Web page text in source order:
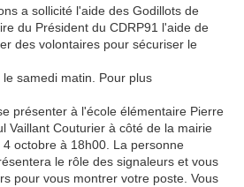
a sollicité l'aide des Godillots de
du Président du CDRP91 l'aide de
des volontaires pour sécuriser le
samedi matin. Pour plus
présenter à l'école élémentaire Pierre
Vaillant Couturier à côté de la mairie
octobre à 18h00. La personne
le rôle des signaleurs et vous
pour vous montrer votre poste. Vous